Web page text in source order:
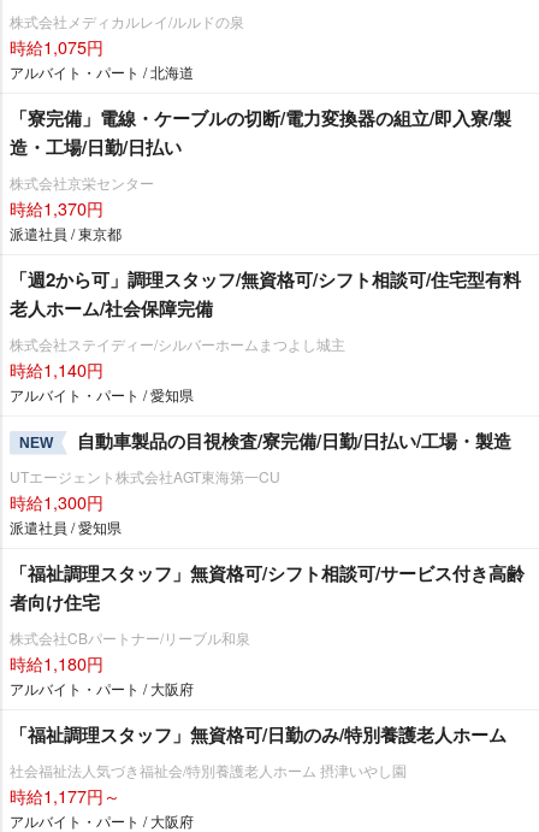
株式会社メディカルレイ/ルルドの泉
時給1,075円
アルバイト・パート / 北海道
「寮完備」電線・ケーブルの切断/電力変換器の組立/即入寮/製
造・工場/日勤/日払い
株式会社京栄センター
時給1,370円
派遣社員 / 東京都
「週2から可」調理スタッフ/無資格可/シフト相談可/住宅型有料
老人ホーム/社会保障完備
株式会社ステイディー/シルバーホームまつよし城主
時給1,140円
アルバイト・パート / 愛知県
NEW 自動車製品の目視検査/寮完備/日勤/日払い/工場・製造
UTエージェント株式会社AGT東海第一CU
時給1,300円
派遣社員 / 愛知県
「福祉調理スタッフ」無資格可/シフト相談可/サービス付き高齢
者向け住宅
株式会社CBパートナー/リーブル和泉
時給1,180円
アルバイト・パート / 大阪府
「福祉調理スタッフ」無資格可/日勤のみ/特別養護老人ホーム
社会福祉法人気づき福祉会/特別養護老人ホーム 摂津いやし園
時給1,177円～
アルバイト・パート / 大阪府